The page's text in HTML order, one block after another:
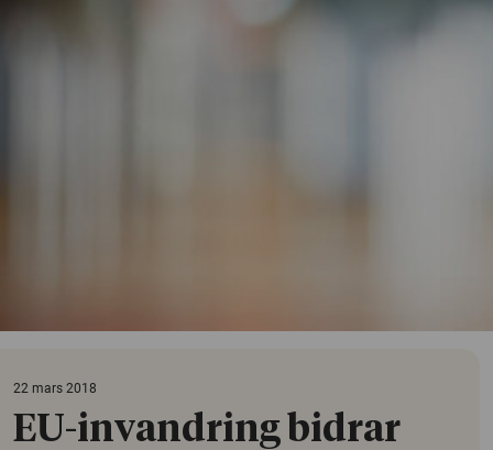
22 mars 2018
EU-invandring bidrar